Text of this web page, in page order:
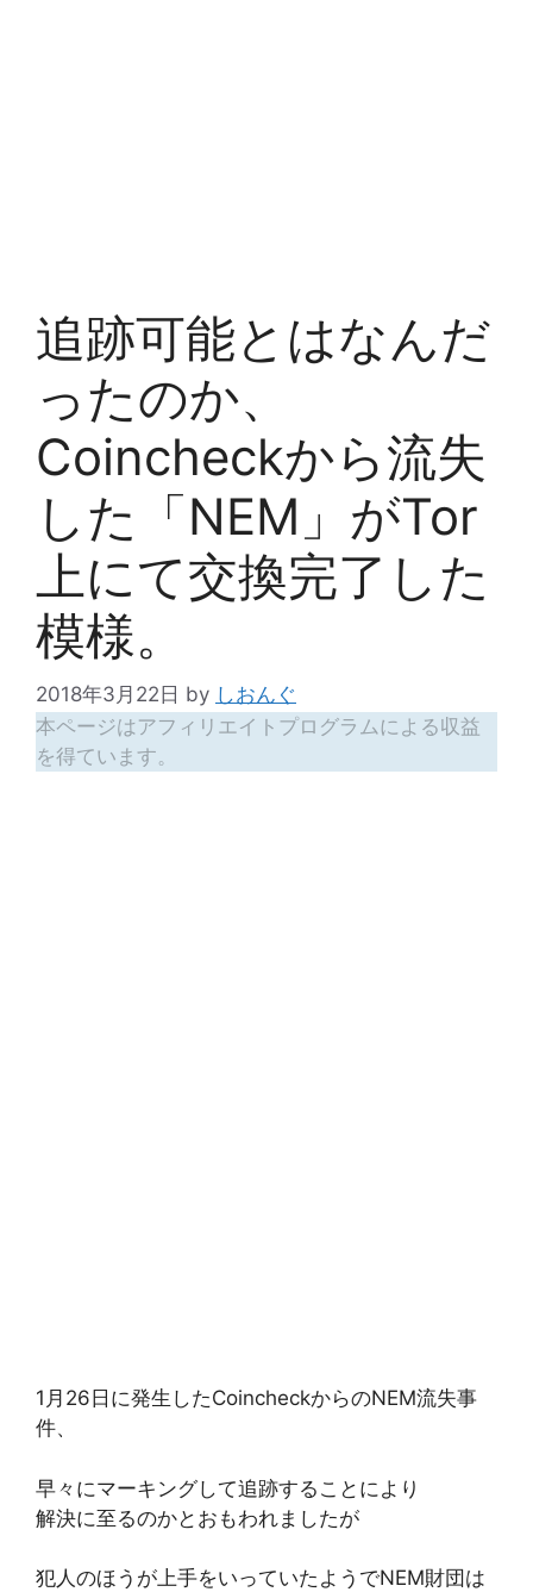
追跡可能とはなんだ
ったのか、
Coincheckから流失
した「NEM」がTor
上にて交換完了した
模様。
2018年3月22日 by しおんぐ
本ページはアフィリエイトプログラムによる収益
を得ています。
1月26日に発生したCoincheckからのNEM流失事
件、
早々にマーキングして追跡することにより
解決に至るのかとおもわれましたが
犯人のほうが上手をいっていたようでNEM財団は